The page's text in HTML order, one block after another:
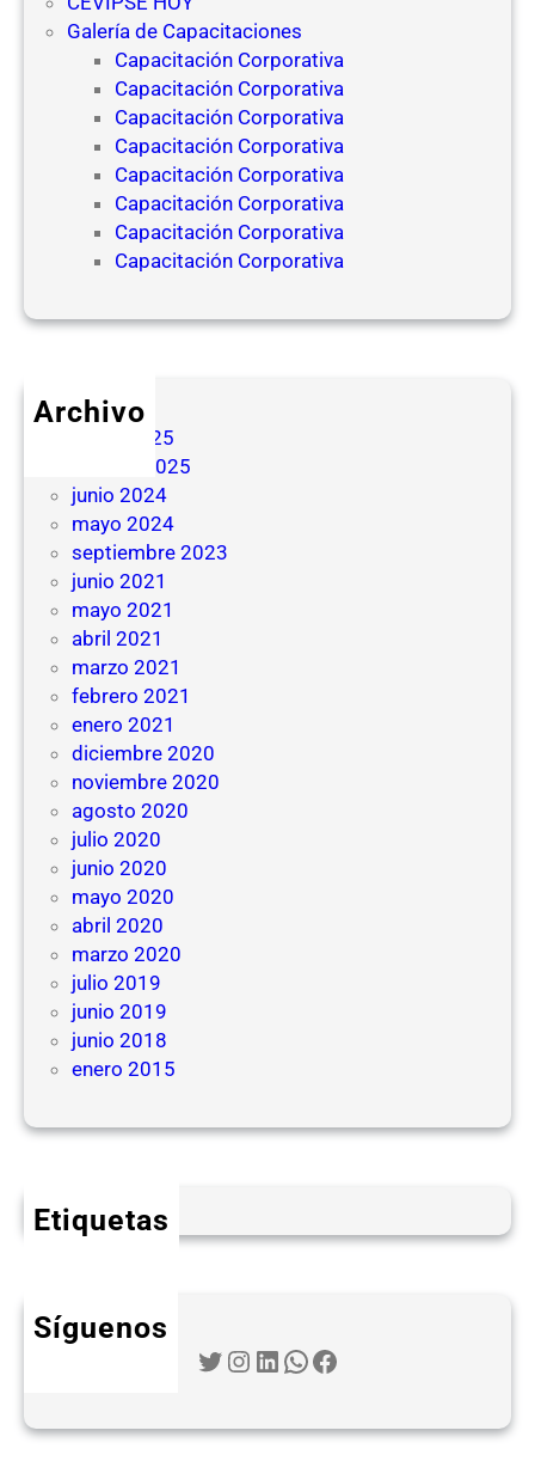
Galería de Capacitaciones
Capacitación Corporativa
Capacitación Corporativa
Capacitación Corporativa
Capacitación Corporativa
Capacitación Corporativa
Capacitación Corporativa
Capacitación Corporativa
Capacitación Corporativa
Archivo
mayo 2025
febrero 2025
junio 2024
mayo 2024
septiembre 2023
junio 2021
mayo 2021
abril 2021
marzo 2021
febrero 2021
enero 2021
diciembre 2020
noviembre 2020
agosto 2020
julio 2020
junio 2020
mayo 2020
abril 2020
marzo 2020
julio 2019
junio 2019
junio 2018
enero 2015
Etiquetas
Síguenos
Twitter Instagram LinkedIn WhatsApp Facebook